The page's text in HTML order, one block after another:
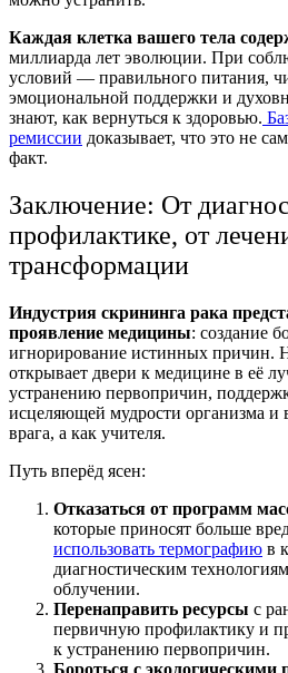
Каждая клетка вашего тела
миллиарда лет эволюции. При
условий — правильного питания,
эмоциональной поддержки и
знают, как вернуться к здоровью.
ремиссии доказывает, что это не
факт.
Заключение: От
профилактике, от
трансформации
Индустрия скрининга рака
проявление медицины: создание
игнорирование истинных причин.
открывает двери к медицине в её
устранению первопричин,
исцеляющей мудрости организма и
врага, а как учителя.
Путь вперёд ясен:
Отказаться от программ
которые приносят больше
использовать термографию в
диагностическим
облучении.
Перенаправить ресурсы с
первичную профилактику и
к устранению первопричин.
Бороться с экологическими